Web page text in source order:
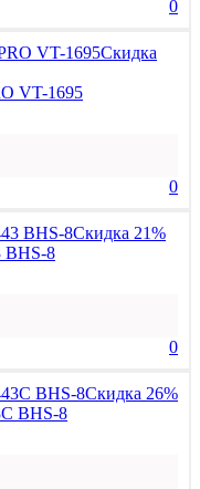
0
Скидка
VT-1695
0
Скидка 21%
BHS-8
0
Скидка 26%
BHS-8